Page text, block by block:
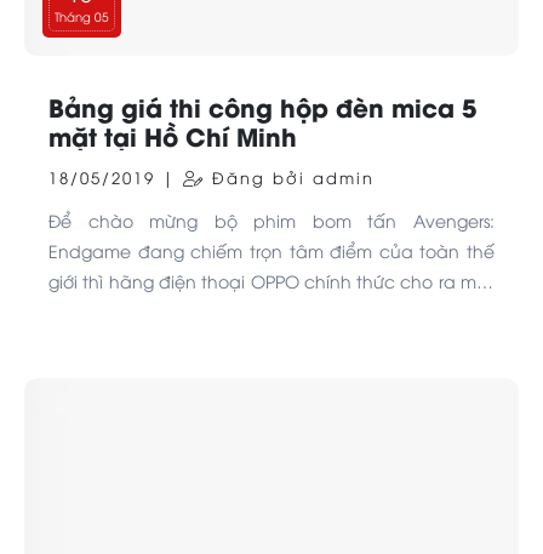
Tháng 05
Bảng giá thi công hộp đèn mica 5
mặt tại Hồ Chí Minh
18/05/2019 | Đăng bởi admin
Để chào mừng bộ phim bom tấn Avengers:
Endgame đang chiếm trọn tâm điểm của toàn thế
giới thì hãng điện thoại OPPO chính thức cho ra mắt